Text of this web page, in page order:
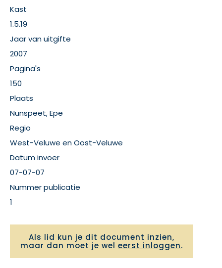
Kast
1.5.19
Jaar van uitgifte
2007
Pagina's
150
Plaats
Nunspeet, Epe
Regio
West-Veluwe en Oost-Veluwe
Datum invoer
07-07-07
Nummer publicatie
1
Als lid kun je dit document inzien,
maar dan moet je wel eerst inloggen.